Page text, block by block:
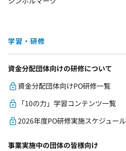
学習・研修
資金分配団体向けの研修について
資金分配団体向けPO研修一覧
「10の力」学習コンテンツ一覧
2026年度PO研修実施スケジュール
事業実施中の団体の皆様向け